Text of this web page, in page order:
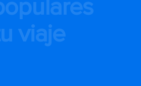
viaje